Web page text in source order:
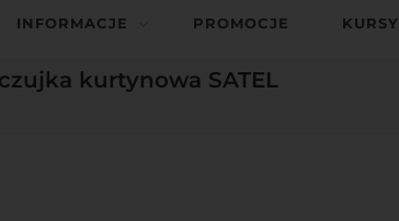
INFORMACJE PROMOCJE KURSY
kurtynowa SATEL